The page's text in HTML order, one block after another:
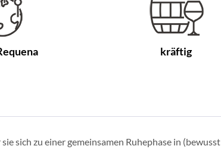
kräftig
sich zu einer gemeinsamen Ruhephase in (bewusst